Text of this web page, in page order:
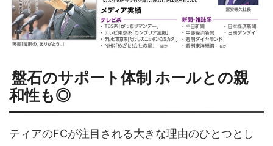
盤石のサポート体制 ホールとの親
和性も◎
ティアのFCが注目される大きな理由のひとつとし